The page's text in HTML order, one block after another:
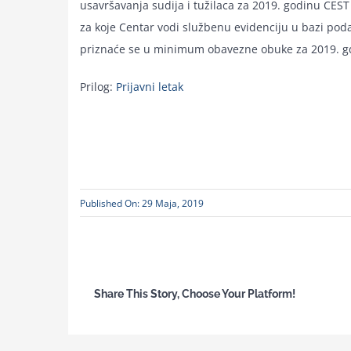
usavršavanja sudija i tužilaca za 2019. godinu
za koje Centar vodi službenu evidenciju u bazi
priznaće se u minimum obavezne obuke za 2019.
Prilog: Prijavni letak
Published On: 29 Maja, 2019
Share This Story, Choose Your Platform!